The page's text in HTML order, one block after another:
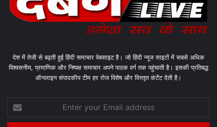
देश में तेजी से बढ़ती हुई हिंदी समाचार वेबसाइट है। जो हिंदी न्यूज साइटों में सबसे अधिक
विश्वसनीय, प्रमाणिक और निष्पक्ष समाचार अपने पाठक वर्ग तक पहुंचाती है। इसकी प्रतिबद्ध
ऑनलाइन संपादकीय टीम हर रोज विशेष और विस्तृत कंटेंट देती है।
your
Email